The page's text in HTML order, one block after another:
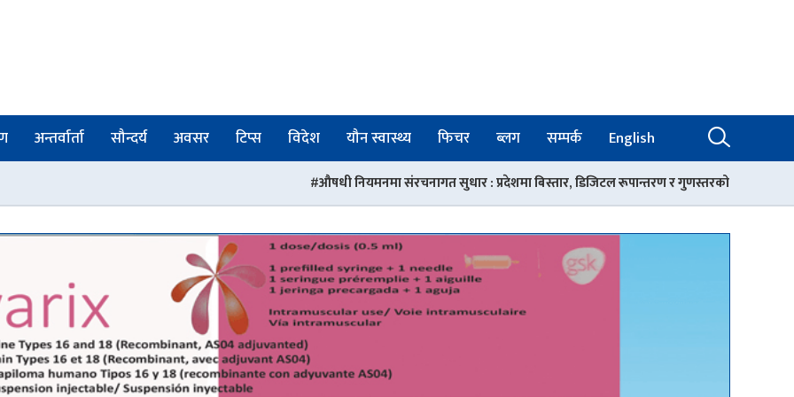
अन्तर्वार्ता सौन्दर्य अवसर टिप्स विदेश यौन स्वास्थ्य फिचर ब्लग सम्पर्क English
औषधी नियमनमा संरचनागत सुधार : प्रदेशमा बिस्तार, डिजिटल रूपान्तरण र गुणस्तरको आधार रोकिएन चिकित्सक तथा